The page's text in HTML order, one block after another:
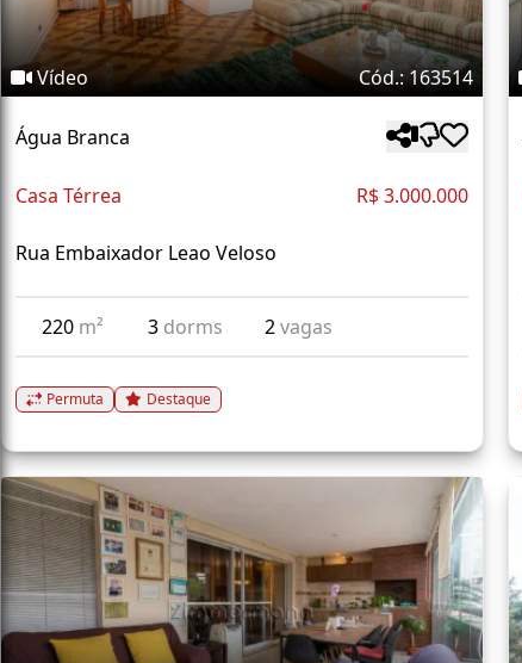
Vídeo Cód.: 163514
Água Branca
Casa Térrea R$ 3.000.000
Rua Embaixador Leao Veloso
220 m² 3 dorms 2vagas
Permuta Destaque